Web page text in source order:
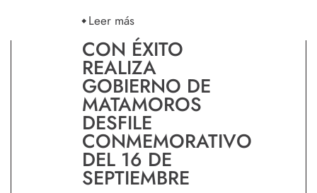
Leer más
CON ÉXITO
REALIZA
GOBIERNO DE
MATAMOROS
DESFILE
CONMEMORATIVO
DEL 16 DE
SEPTIEMBRE